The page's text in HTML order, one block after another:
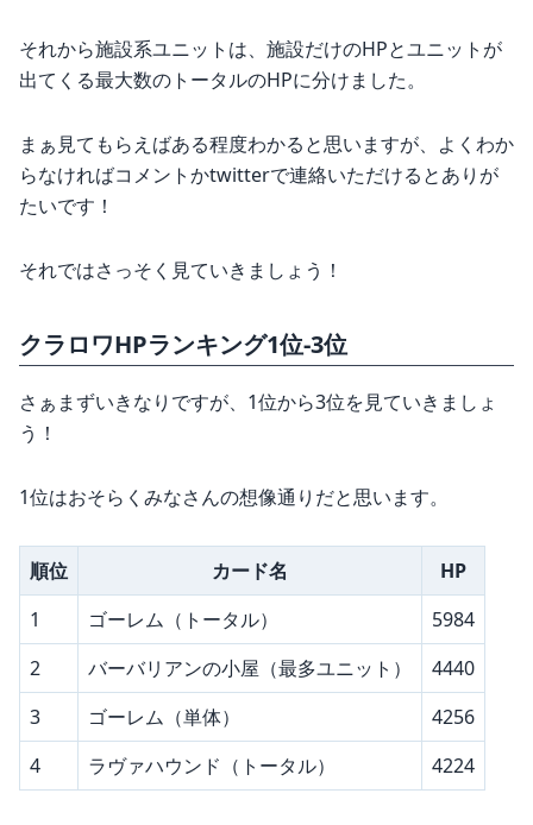
それから施設系ユニットは、施設だけのHPとユニットが
出てくる最大数のトータルのHPに分けました。
まぁ見てもらえばある程度わかると思いますが、よくわか
らなければコメントかtwitterで連絡いただけるとありが
たいです！
それではさっそく見ていきましょう！
クラロワHPランキング1位-3位
さぁまずいきなりですが、1位から3位を見ていきましょ
う！
1位はおそらくみなさんの想像通りだと思います。
順位 カード名
HP
1
ゴーレム（トータル）
5984
2
バーバリアンの小屋（最多ユニット）
4440
3
ゴーレム（単体）
4256
4
ラヴァハウンド（トータル） 4224